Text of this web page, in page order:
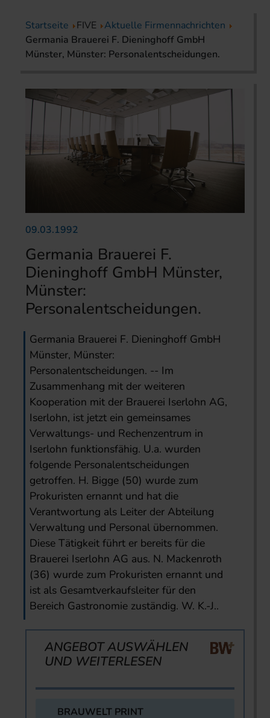
Startseite FIVE
Aktuelle Firmennachrichten
Germania Brauerei F. Dieninghoff GmbH
Münster, Münster: Personalentscheidungen.
09.03.1992
Germania Brauerei F.
Dieninghoff GmbH Münster,
Münster:
Personalentscheidungen.
Germania Brauerei F. Dieninghoff GmbH
Münster, Münster:
Personalentscheidungen. -- Im
Zusammenhang mit der weiteren
Kooperation mit der Brauerei Iserlohn AG,
Iserlohn, ist jetzt ein gemeinsames
Verwaltungs- und Rechenzentrum in
Iserlohn funktionsfähig. U.a. wurden
folgende Personalentscheidungen
getroffen. H. Bigge (50) wurde zum
Prokuristen ernannt und hat die
Verantwortung als Leiter der Abteilung
Verwaltung und Personal übernommen.
Diese Tätigkeit führt er bereits für die
Brauerei Iserlohn AG aus. N. Mackenroth
(36) wurde zum Prokuristen ernannt und
ist als Gesamtverkaufsleiter für den
Bereich Gastronomie zuständig. W. K.-J..
ANGEBOT AUSWÄHLEN
UND WEITERLESEN
BRAUWELT PRINT